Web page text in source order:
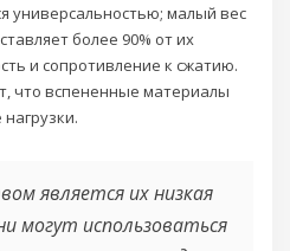
универсальностью; малый вес
более 90% от их
и сопротивление к сжатию.
что вспененные материалы
является их низкая
могут использоваться